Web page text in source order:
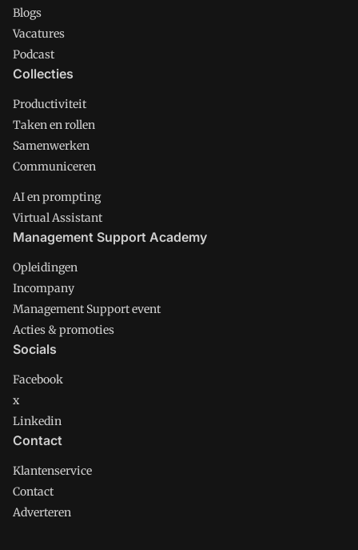
Blogs
Vacatures
Podcast
Collecties
Productiviteit
Taken en rollen
Samenwerken
Communiceren
AI en prompting
Virtual Assistant
Management Support Academy
Opleidingen
Incompany
Management Support event
Acties & promoties
Socials
Facebook
x
Linkedin
Contact
Klantenservice
Contact
Adverteren